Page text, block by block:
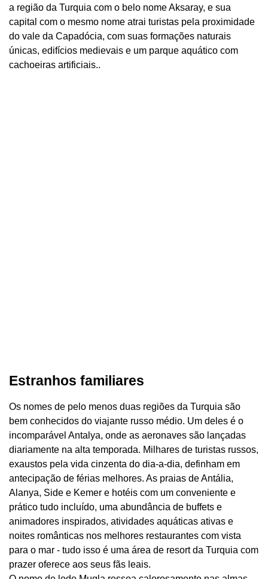
a região da Turquia com o belo nome Aksaray, e sua
capital com o mesmo nome atrai turistas pela proximidade
do vale da Capadócia, com suas formações naturais
únicas, edifícios medievais e um parque aquático com
cachoeiras artificiais..
Estranhos familiares
Os nomes de pelo menos duas regiões da Turquia são
bem conhecidos do viajante russo médio. Um deles é o
incomparável Antalya, onde as aeronaves são lançadas
diariamente na alta temporada. Milhares de turistas russos,
exaustos pela vida cinzenta do dia-a-dia, definham em
antecipação de férias melhores. As praias de Antália,
Alanya, Side e Kemer e hotéis com um conveniente e
prático tudo incluído, uma abundância de buffets e
animadores inspirados, atividades aquáticas ativas e
noites românticas nos melhores restaurantes com vista
para o mar - tudo isso é uma área de resort da Turquia com
prazer oferece aos seus fãs leais.